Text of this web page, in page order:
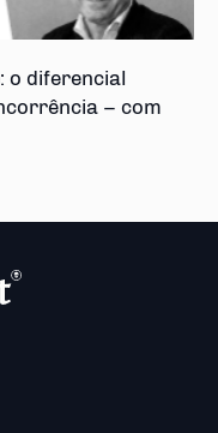
o diferencial
– com